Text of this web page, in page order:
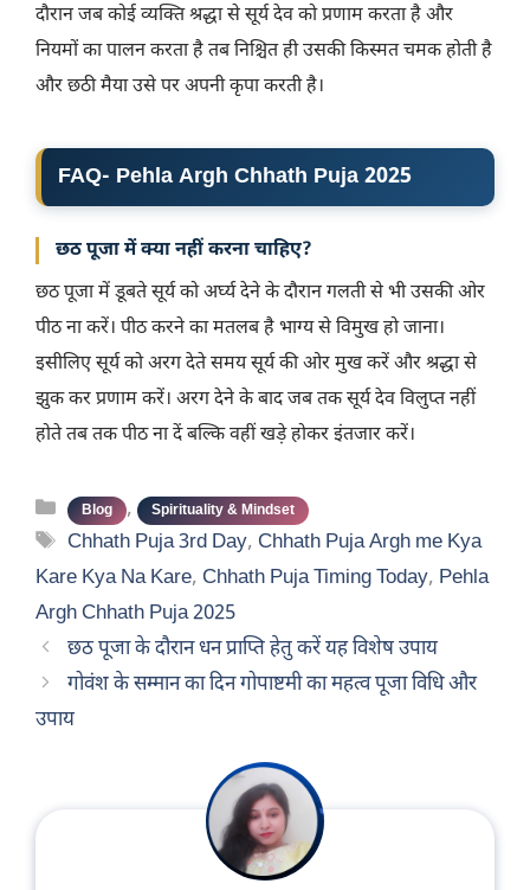
दौरान जब कोई व्यक्ति श्रद्धा से सूर्य देव को प्रणाम करता है और
नियमों का पालन करता है तब निश्चित ही उसकी किस्मत चमक होती है
और छठी मैया उसे पर अपनी कृपा करती है।
FAQ- Pehla Argh Chhath Puja 2025
छठ पूजा में क्या नहीं करना चाहिए?
छठ पूजा में डूबते सूर्य को अर्घ्य देने के दौरान गलती से भी उसकी ओर
पीठ ना करें। पीठ करने का मतलब है भाग्य से विमुख हो जाना।
इसीलिए सूर्य को अरग देते समय सूर्य की ओर मुख करें और श्रद्धा से
झुक कर प्रणाम करें। अरग देने के बाद जब तक सूर्य देव विलुप्त नहीं
होते तब तक पीठ ना दें बल्कि वहीं खड़े होकर इंतजार करें।
Categories
Blog , Spirituality & Mindset
Tags
Chhath Puja 3rd Day, Chhath Puja Argh me Kya
Kare Kya Na Kare, Chhath Puja Timing Today, Pehla
Argh Chhath Puja 2025
छठ पूजा के दौरान धन प्राप्ति हेतु करें यह विशेष उपाय
गोवंश के सम्मान का दिन गोपाष्टमी का महत्व पूजा विधि और
उपाय